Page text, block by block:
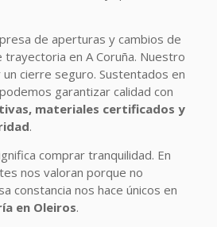
de aperturas y cambios de
trayectoria en A Coruña. Nuestro
cierre seguro. Sustentados en
garantizar calidad con
materiales certificados y
.
comprar tranquilidad. En
nos valoran porque no
constancia nos hace únicos en
en Oleiros.